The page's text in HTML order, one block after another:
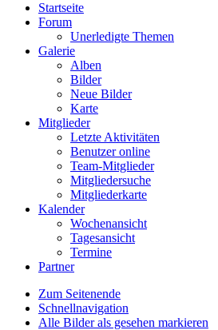
Startseite
Forum
Unerledigte Themen
Galerie
Alben
Bilder
Neue Bilder
Karte
Mitglieder
Letzte Aktivitäten
Benutzer online
Team-Mitglieder
Mitgliedersuche
Mitgliederkarte
Kalender
Wochenansicht
Tagesansicht
Termine
Partner
Zum Seitenende
Schnellnavigation
Alle Bilder als gesehen markieren